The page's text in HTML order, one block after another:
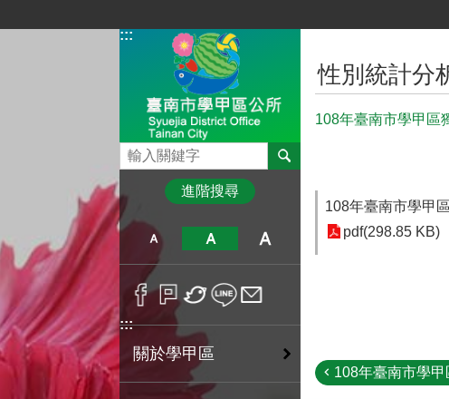
:::
搜尋
進階搜尋
:::
關於學甲區
性別統計分
108年臺南市學甲區
108年臺南市學甲
pdf(298.85 KB)
108年臺南市學